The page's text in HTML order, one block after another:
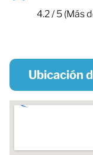
4.2 / 5 (Más
Ubicación